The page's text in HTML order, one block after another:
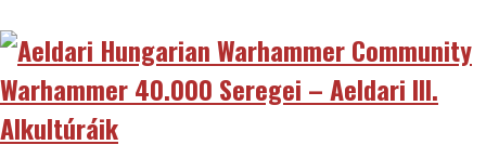
Warhammer 40.000 Seregei – Aeldari III.
Alkultúráik